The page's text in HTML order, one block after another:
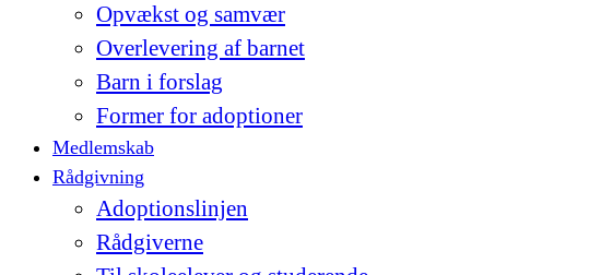
Opvækst og samvær
Overlevering af barnet
Barn i forslag
Former for adoptioner
Medlemskab
Rådgivning
Adoptionslinjen
Rådgiverne